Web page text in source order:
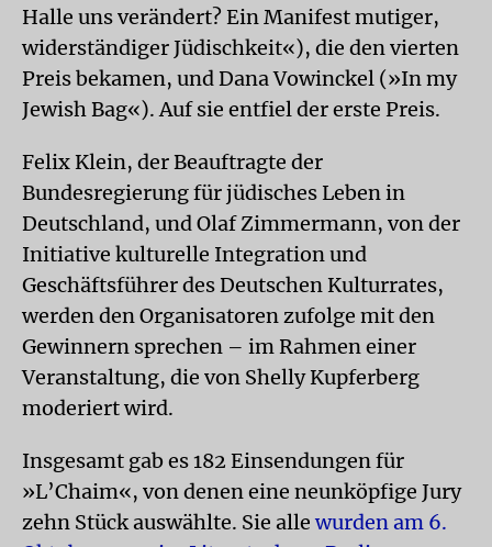
Halle uns verändert? Ein Manifest mutiger,
widerständiger Jüdischkeit«), die den vierten
Preis bekamen, und Dana Vowinckel (»In my
Jewish Bag«). Auf sie entfiel der erste Preis.
Felix Klein, der Beauftragte der
Bundesregierung für jüdisches Leben in
Deutschland, und Olaf Zimmermann, von der
Initiative kulturelle Integration und
Geschäftsführer des Deutschen Kulturrates,
werden den Organisatoren zufolge mit den
Gewinnern sprechen – im Rahmen einer
Veranstaltung, die von Shelly Kupferberg
moderiert wird.
Insgesamt gab es 182 Einsendungen für
»L’Chaim«, von denen eine neunköpfige Jury
zehn Stück auswählte. Sie allewurden am 6.